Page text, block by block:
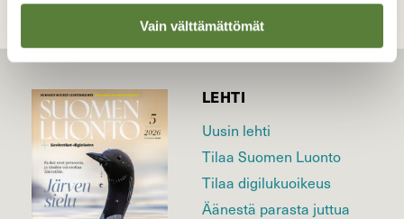
Vain välttämättömät
LEHTI
Uusin lehti
Tilaa Suomen Luonto
Tilaa digilukuoikeus
Äänestä parasta juttua